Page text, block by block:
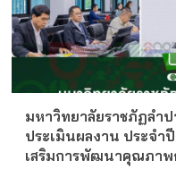
มหาวิทยาลัยราชภัฏลำ
ประเมินผลงาน ประจำ
เสริมการพัฒนาคุณภาพ